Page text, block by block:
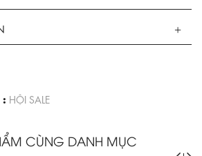
: HỘI SALE
CÙNG DANH MỤC